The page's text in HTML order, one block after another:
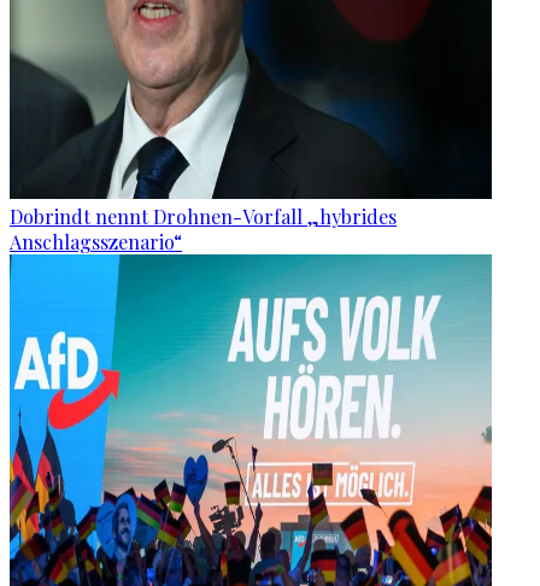
Dobrindt nennt Drohnen-Vorfall „hybrides
Anschlagsszenario“